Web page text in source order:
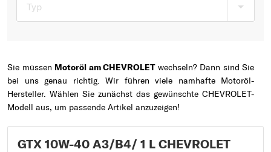
Typ
Sie müssen Motoröl am CHEVROLETwechseln? Dann sind Sie
bei uns genau richtig. Wir führen viele namhafte Motoröl-
Hersteller. Wählen Sie zunächst das gewünschte CHEVROLET-
Modell aus, um passende Artikel anzuzeigen!
GTX 10W-40 A3/B4/ 1 L CHEVROLET